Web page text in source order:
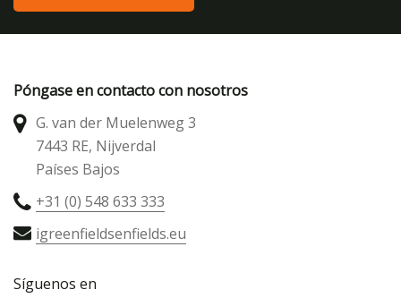
Póngase en contacto con nosotros
G. van der Muelenweg 3
7443 RE, Nijverdal
Países Bajos
+31 (0) 548 633 333
igreenfieldsenfields.eu
Síguenos en